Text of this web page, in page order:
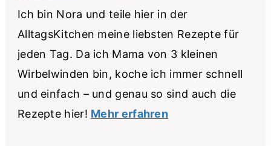
Ich bin Nora und teile hier in der
AlltagsKitchen meine liebsten Rezepte für
jeden Tag. Da ich Mama von 3 kleinen
Wirbelwinden bin, koche ich immer schnell
und einfach – und genau so sind auch die
Rezepte hier! Mehr erfahren